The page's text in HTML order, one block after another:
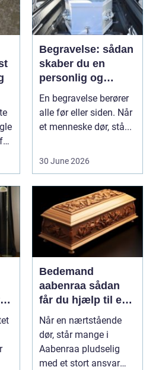
Begravelse: sådan
skaber du en
personlig og
respektfuld afsked
En begravelse berører
alle før eller siden. Når
et menneske dør, stå...
30 June 2026
Bedemand
aabenraa sådan
får du hjælp til en
værdig afsked
Når en nærtstående
dør, står mange i
Aabenraa pludselig
med et stort ansvar